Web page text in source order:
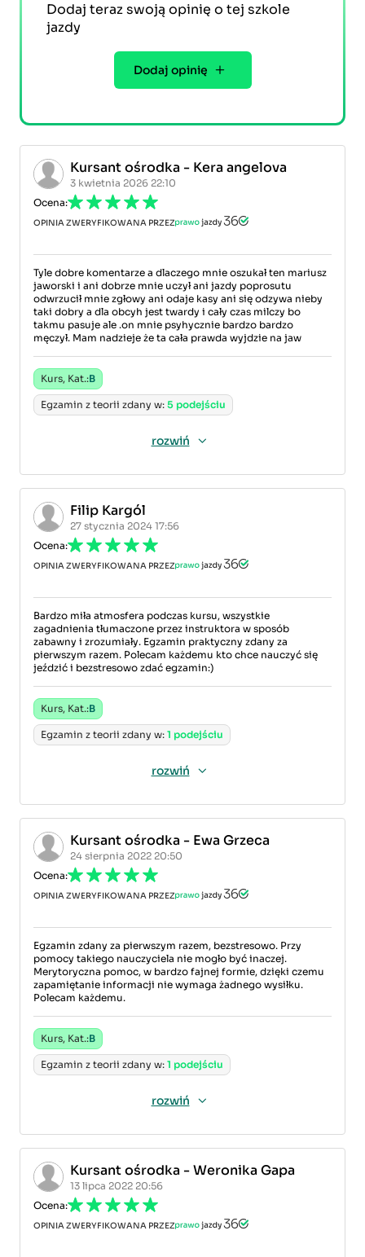
Dodaj teraz swoją opinię o tej szkole
jazdy
Dodaj opinię
Kursant ośrodka - Kera angelova
3 kwietnia 2026 22:10
Ocena:
OPINIA ZWERYFIKOWANA PRZEZ
Tyle dobre komentarze a dlaczego mnie oszukał ten mariusz
jaworski i ani dobrze mnie uczył ani jazdy poprosutu
odwrzucił mnie zgłowy ani odaje kasy ani się odzywa nieby
taki dobry a dla obcyh jest twardy i cały czas milczy bo
takmu pasuje ale .on mnie psyhycznie bardzo bardzo
męczył. Mam nadzieje że ta cała prawda wyjdzie na jaw
Kurs, Kat.:B
Egzamin z teorii zdany w: 5 podejściu
rozwiń
Filip Kargól
27 stycznia 2024 17:56
Ocena:
OPINIA ZWERYFIKOWANA PRZEZ
Bardzo miła atmosfera podczas kursu, wszystkie
zagadnienia tłumaczone przez instruktora w sposób
zabawny i zrozumiały. Egzamin praktyczny zdany za
pierwszym razem. Polecam każdemu kto chce nauczyć się
jeździć i bezstresowo zdać egzamin:)
Kurs, Kat.:B
Egzamin z teorii zdany w: 1 podejściu
rozwiń
Kursant ośrodka - Ewa Grzeca
24 sierpnia 2022 20:50
Ocena:
OPINIA ZWERYFIKOWANA PRZEZ
Egzamin zdany za pierwszym razem, bezstresowo. Przy
pomocy takiego nauczyciela nie mogło być inaczej.
Merytoryczna pomoc, w bardzo fajnej formie, dzięki czemu
zapamiętanie informacji nie wymaga żadnego wysiłku.
Polecam każdemu.
Kurs, Kat.:B
Egzamin z teorii zdany w: 1 podejściu
rozwiń
Kursant ośrodka - Weronika Gapa
13 lipca 2022 20:56
Ocena:
OPINIA ZWERYFIKOWANA PRZEZ